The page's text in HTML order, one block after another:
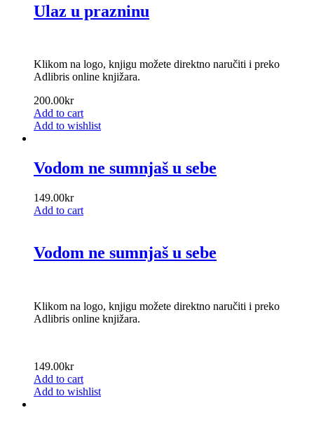
Ulaz u prazninu
Klikom na logo, knjigu možete direktno naručiti i preko
Adlibris online knjižara.
200.00kr
Add to cart
Add to wishlist
Vodom ne sumnjaš u sebe
149.00kr
Add to cart
Vodom ne sumnjaš u sebe
Klikom na logo, knjigu možete direktno naručiti i preko
Adlibris online knjižara.
149.00kr
Add to cart
Add to wishlist